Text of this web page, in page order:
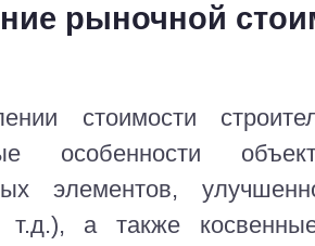
рыночной
стоимости
особенности
элементов,
а также